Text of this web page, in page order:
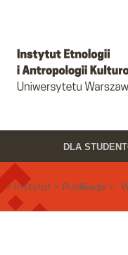
DLA
> Instytut > Publikacje > W